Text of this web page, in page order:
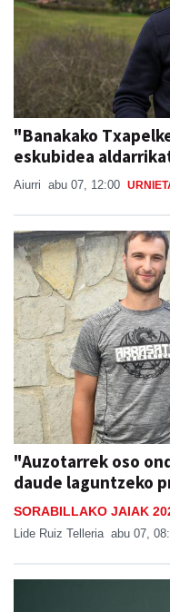
"Banakako
eskubidea
Aiurri abu 07, 12:00
"Auzotarrek oso
daude laguntzeko
SORABILLAKO JAIAK
Lide Ruiz Telleria abu 07,